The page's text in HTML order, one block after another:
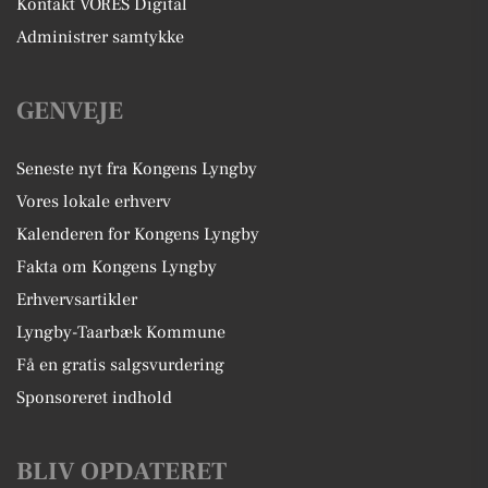
Kontakt VORES Digital
Administrer samtykke
GENVEJE
Seneste nyt fra Kongens Lyngby
Vores lokale erhverv
Kalenderen for Kongens Lyngby
Fakta om Kongens Lyngby
Erhvervsartikler
Lyngby-Taarbæk Kommune
Få en gratis salgsvurdering
Sponsoreret indhold
BLIV OPDATERET